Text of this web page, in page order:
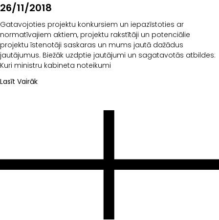
26/11/2018
Gatavojoties projektu konkursiem un iepazīstoties ar
normatīvajiem aktiem, projektu rakstītāji un potenciālie
projektu īstenotāji saskaras un mums jautā dažādus
jautājumus. Biežāk uzdptie jautājumi un sagatavotās atbildes:
Kuri ministru kabineta noteikumi
Lasīt Vairāk